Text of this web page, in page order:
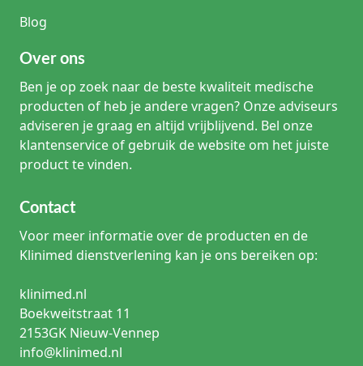
Blog
Over ons
Ben je op zoek naar de beste kwaliteit medische
producten of heb je andere vragen? Onze adviseurs
adviseren je graag en altijd vrijblijvend. Bel onze
klantenservice of gebruik de website om het juiste
product te vinden.
Contact
Voor meer informatie over de producten en de
Klinimed dienstverlening kan je ons bereiken op:
klinimed.nl
Boekweitstraat 11
2153GK Nieuw-Vennep
info@klinimed.nl